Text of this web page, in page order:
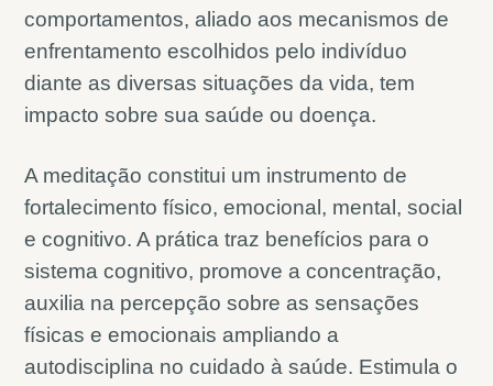
comportamentos, aliado aos mecanismos de
enfrentamento escolhidos pelo indivíduo
diante as diversas situações da vida, tem
impacto sobre sua saúde ou doença.
A meditação constitui um instrumento de
fortalecimento físico, emocional, mental, social
e cognitivo. A prática traz benefícios para o
sistema cognitivo, promove a concentração,
auxilia na percepção sobre as sensações
físicas e emocionais ampliando a
autodisciplina no cuidado à saúde. Estimula o